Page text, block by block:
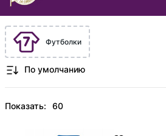
Футболки
Показать: